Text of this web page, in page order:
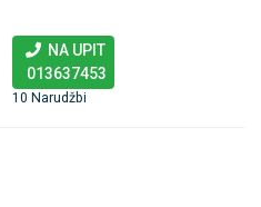
NA UPIT
013637453
10 Narudžbi